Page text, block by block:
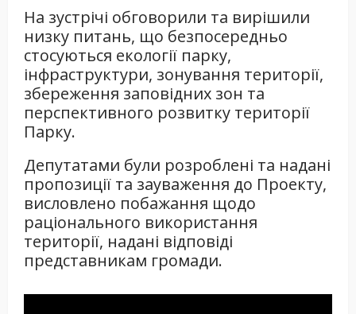
На зустрічі обговорили та вирішили
низку питань, що безпосередньо
стосуються екології парку,
інфраструктури, зонування території,
збереження заповідних зон та
перспективного розвитку території
Парку.
Депутатами були розроблені та надані
пропозиції та зауваження до Проекту,
висловлено побажання щодо
раціонального використання
території, надані відповіді
представникам громади.